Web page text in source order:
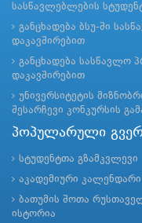
სასწავლებლების
განცხადება ბსუ-ში
დაკავშირებით
განცხადება სასწავლო
დაკავშირებით
უნივერსიტეტის
შესარჩევი კონკურსის
პოპულარული
სტუდენტთა გზამკვლევი
აკადემიური კალენდარი
ბათუმის შოთა
ისტორია